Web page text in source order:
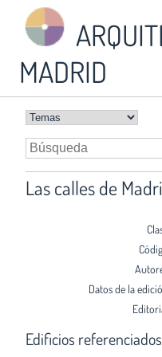
MADRID
Las calles de
Datos de la
Edificios referenciados